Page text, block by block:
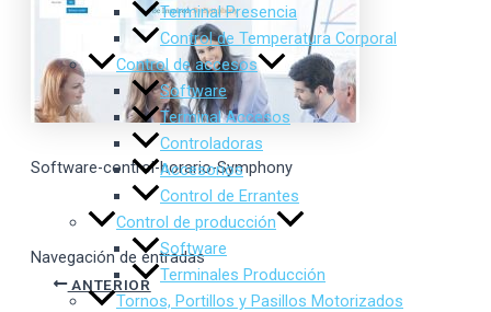
Terminal Presencia
Control de Temperatura Corporal
Control de accesos
Software
Terminal Accesos
Controladoras
Accesorios
Control de Errantes
Control de producción
Software
Terminales Producción
Tornos, Portillos y Pasillos Motorizados
Software-control-horario-Symphony
Navegación de entradas
ANTERIOR